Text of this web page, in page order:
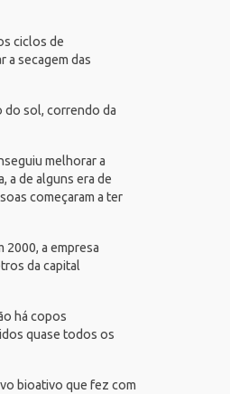
ciclos de
a secagem das
do sol, correndo da
melhorar a
a de alguns era de
começaram a ter
2000, a empresa
da capital
há copos
quase todos os
bioativo que fez com